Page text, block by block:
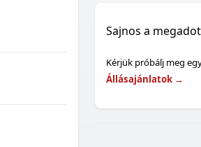
Sajnos a
Kérjük próbálj meg
Állásajánlatok →